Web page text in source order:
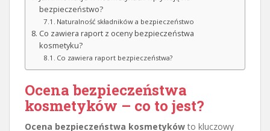
bezpieczeństwo?
Naturalność składników a bezpieczeństwo
Co zawiera raport z oceny bezpieczeństwa
kosmetyku?
Co zawiera raport bezpieczeństwa?
Ocena bezpieczeństwa
kosmetyków – co to jest?
Ocena bezpieczeństwa kosmetyków to kluczowy